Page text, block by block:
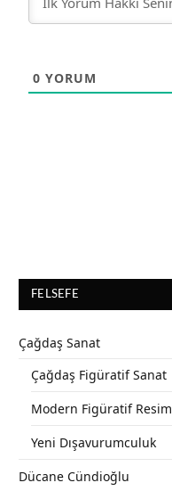
0 YORUM
FELSEFE
Çağdaş Sanat
Çağdaş Figüratif Sanat
Modern Figüratif Resim
Yeni Dışavurumculuk
Dücane Cündioğlu